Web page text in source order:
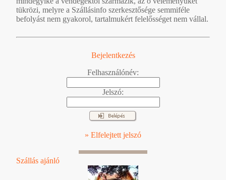
tükrözi, melyre a Szállásinfo szerkesztősége semmiféle
befolyást nem gyakorol, tartalmukért felelősséget nem vállal.
Bejelentkezés
Felhasználónév:
Jelszó:
» Elfelejtett jelszó
Szállás ajánló